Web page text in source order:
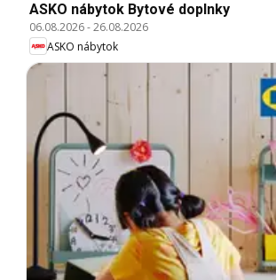
ASKO nábytok Bytové doplnky
06.08.2026-26.08.2026
ASKO nábytok